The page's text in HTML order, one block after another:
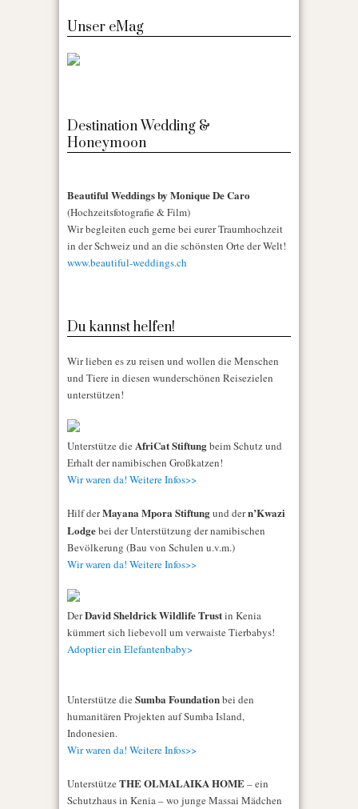
Unser eMag
Destination Wedding &
Honeymoon
Beautiful Weddings by Monique De Caro
(Hochzeitsfotografie & Film)
Wir begleiten euch gerne bei eurer Traumhochzeit
in der Schweiz und an die schönsten Orte der Welt!
www.beautiful-weddings.ch
Du kannst helfen!
Wir lieben es zu reisen und wollen die Menschen
und Tiere in diesen wunderschönen Reisezielen
unterstützen!
Unterstütze die AfriCat Stiftungbeim Schutz und
Erhalt der namibischen Großkatzen!
Wir waren da! Weitere Infos>>
Hilf derMayana Mpora Stiftungund dern’Kwazi
Lodgebei der Unterstützung der namibischen
Bevölkerung (Bau von Schulen u.v.m.)
Wir waren da! Weitere Infos>>
DerDavid Sheldrick Wildlife Trustin Kenia
kümmert sich liebevoll um verwaiste Tierbabys!
Adoptier ein Elefantenbaby>
Unterstütze die Sumba Foundationbei den
humanitären Projekten auf Sumba Island,
Indonesien.
Wir waren da! Weitere Infos>>
Unterstütze THE OLMALAIKA HOME– ein
Schutzhaus in Kenia – wo junge Massai Mädchen